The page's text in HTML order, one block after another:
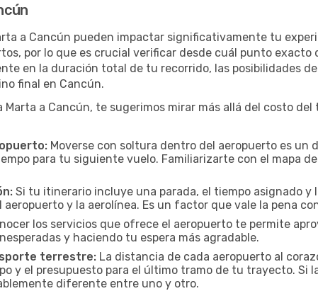
a Cancún pueden impactar significativamente tu
por lo que es crucial verificar desde cuál punto exacto
en la duración total de tu recorrido, las posibilidades
final en Cancún.
Marta a Cancún, te sugerimos mirar más allá del costo
Moverse con soltura dentro del aeropuerto es un
para tu siguiente vuelo. Familiarizarte con el mapa
Si tu itinerario incluye una parada, el tiempo asignado
y la aerolínea. Es un factor que vale la pena
los servicios que ofrece el aeropuerto te permite
y haciendo tu espera más agradable.
terrestre: La distancia de cada aeropuerto al
y el presupuesto para el último tramo de tu trayecto. Si
diferente entre uno y otro.